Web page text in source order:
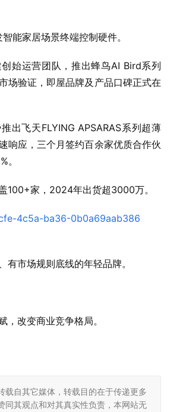
能家居场景终端控制硬件。
始运营团队，推出蜂鸟AI Bird系列
场验证，即屋品牌及产品口碑正式在
出飞天FLYING APSARAS系列超薄
响应，三个月签约百余家优质合作伙
。
100+家，2024年出货超3000万。
有市场规则底线的年轻品牌。
，改变商业竞争格局。
载自其它媒体，转载目的在于传递更多
同其观点和对其真实性负责，本网站无